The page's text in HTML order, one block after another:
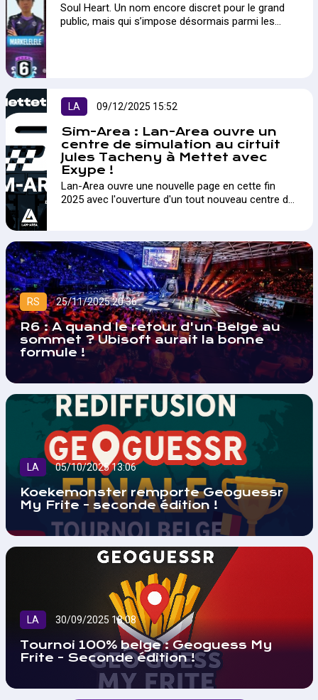
Soul Heart. Un nom encore discret pour le grand
public, mais qui s’impose désormais parmi les
LA 09/12/2025 15:52
Sim-Area : Lan-Area ouvre un
centre de simulation au cirtuit
Jules Tacheny à Mettet avec
Exype !
Lan-Area ouvre une nouvelle page en cette fin
2025 avec l'ouverture d'un tout nouveau centre de
RS 25/11/2025 20:36
R6 : A quand le retour d'un Belge au
sommet ? Ubisoft aurait la bonne
formule !
LA 05/10/2025 13:06
Koekemonster remporte Geoguessr
My Frite - seconde édition !
LA 30/09/2025 18:08
Tournoi 100% belge : Geoguess My
Frite - Seconde édition !